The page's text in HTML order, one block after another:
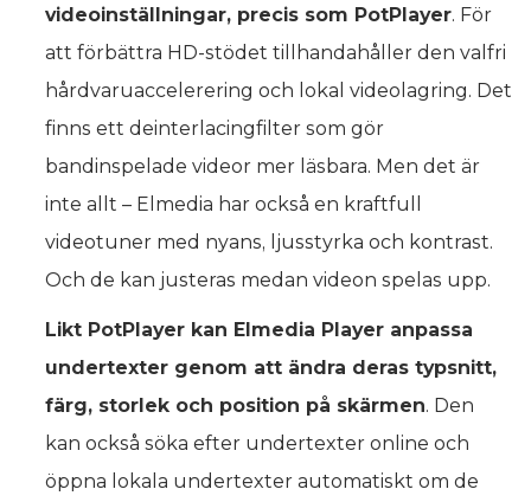
videoinställningar, precis som PotPlayer. För
att förbättra HD-stödet tillhandahåller den valfri
hårdvaruaccelerering och lokal videolagring. Det
finns ett deinterlacingfilter som gör
bandinspelade videor mer läsbara. Men det är
inte allt – Elmedia har också en kraftfull
videotuner med nyans, ljusstyrka och kontrast.
Och de kan justeras medan videon spelas upp.
Likt PotPlayer kan Elmedia Player anpassa
undertexter genom att ändra deras typsnitt,
färg, storlek och position på skärmen. Den
kan också söka efter undertexter online och
öppna lokala undertexter automatiskt om de